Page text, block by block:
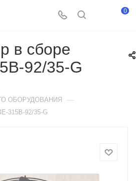
0
в сборе
92/35-G
ОБОРУДОВАНИЯ —
315B-92/35-G